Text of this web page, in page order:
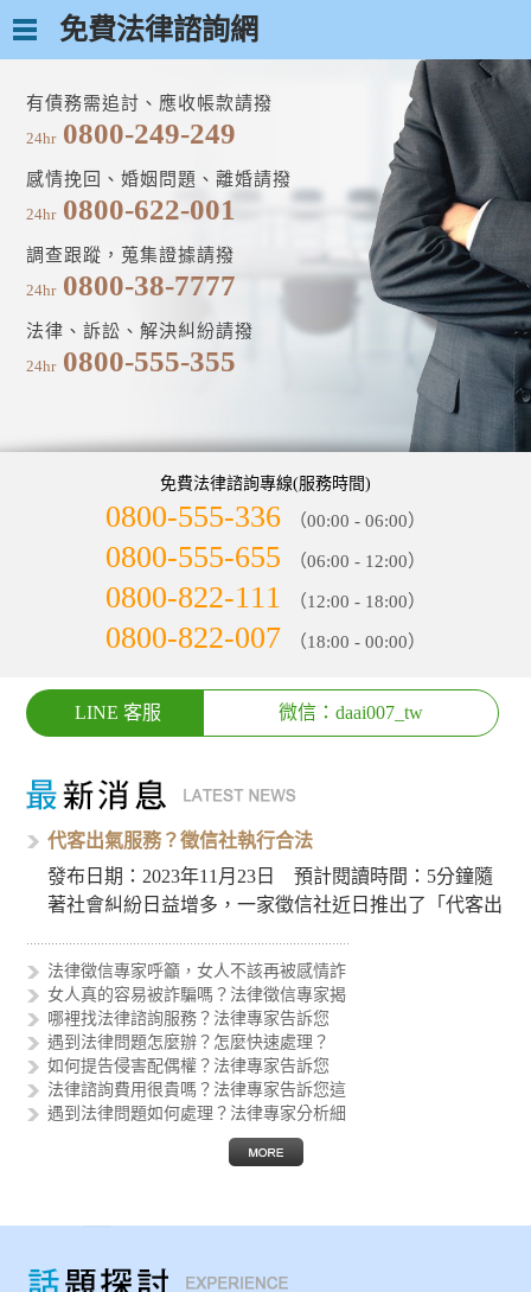
免費法律諮詢網
有債務需追討、應收帳款請撥
24hr 0800-249-249
感情挽回、婚姻問題、離婚請撥
24hr 0800-622-001
調查跟蹤，蒐集證據請撥
24hr 0800-38-7777
法律、訴訟、解決糾紛請撥
24hr 0800-555-355
免費法律諮詢專線(服務時間)
0800-555-336 （00:00 - 06:00）
0800-555-655 （06:00 - 12:00）
0800-822-111 （12:00 - 18:00）
0800-822-007 （18:00 - 00:00）
LINE 客服 微信：daai007_tw
代客出氣服務？徵信社執行合法
發布日期：2023年11月23日 預計閱讀時間：5分鐘隨
著社會糾紛日益增多，一家徵信社近日推出了「代客出
法律徵信專家呼籲，女人不該再被感情詐
女人真的容易被詐騙嗎？法律徵信專家揭
哪裡找法律諮詢服務？法律專家告訴您
遇到法律問題怎麼辦？怎麼快速處理？
如何提告侵害配偶權？法律專家告訴您
法律諮詢費用很貴嗎？法律專家告訴您這
遇到法律問題如何處理？法律專家分析細
律師助您解決疑難雜症，品質保證的法律
如何進行筆跡鑑定？法律專家告訴您執行